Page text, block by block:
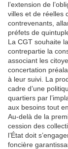
l’extension de
villes et de réelles
contrevenants,
préfets de
La CGT souhaite
contrepartie la
associant les
concertation
à leur suivi. La
cadre d’une
quartiers par
aux besoins tout
Au-delà de la
cession des
l’État doit
foncière